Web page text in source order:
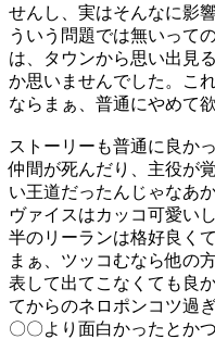
せんし、実はそんなに影
ういう問題では無いって
は、タウンから思い出見
か思いませんでした。こ
ならまぁ、普通にやめて
ストーリーも普通に良か
仲間が死んだり、主役が
い王道だったんじゃなあ
ヴァイスはカッコ可愛い
半のリーランは格好良く
まぁ、ツッコむなら他の
表して出てこなくても良
てからのネロポンコツ過ぎ
〇〇より面白かったとか